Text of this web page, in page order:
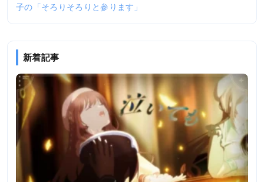
子の「そろりそろりと参ります」
新着記事